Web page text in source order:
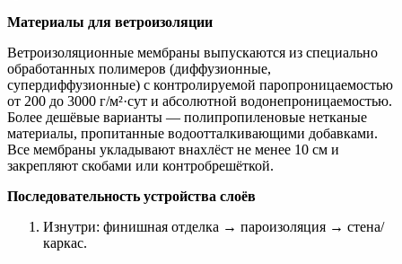
Материалы для ветроизоляции
Ветроизоляционные мембраны выпускаются из специально
обработанных полимеров (диффузионные,
супердиффузионные) с контролируемой паропроницаемостью
от 200 до 3000 г/м²·сут и абсолютной водонепроницаемостью.
Более дешёвые варианты — полипропиленовые нетканые
материалы, пропитанные водоотталкивающими добавками.
Все мембраны укладывают внахлёст не менее 10 см и
закрепляют скобами или контробрешёткой.
Последовательность устройства слоёв
Изнутри: финишная отделка → пароизоляция → стена/
каркас.